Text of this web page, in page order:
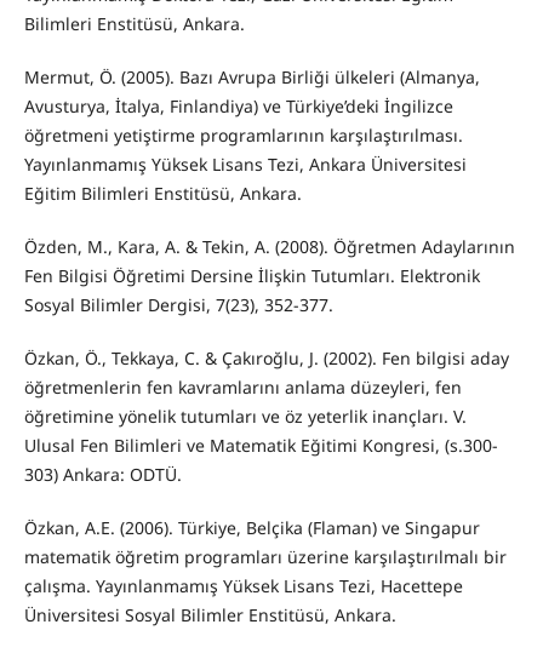
Bilimleri Enstitüsü, Ankara.
Mermut, Ö. (2005). Bazı Avrupa Birliği ülkeleri (Almanya,
Avusturya, İtalya, Finlandiya) ve Türkiye’deki İngilizce
öğretmeni yetiştirme programlarının karşılaştırılması.
Yayınlanmamış Yüksek Lisans Tezi, Ankara Üniversitesi
Eğitim Bilimleri Enstitüsü, Ankara.
Özden, M., Kara, A. & Tekin, A. (2008). Öğretmen Adaylarının
Fen Bilgisi Öğretimi Dersine İlişkin Tutumları. Elektronik
Sosyal Bilimler Dergisi, 7(23), 352-377.
Özkan, Ö., Tekkaya, C. & Çakıroğlu, J. (2002). Fen bilgisi aday
öğretmenlerin fen kavramlarını anlama düzeyleri, fen
öğretimine yönelik tutumları ve öz yeterlik inançları. V.
Ulusal Fen Bilimleri ve Matematik Eğitimi Kongresi, (s.300-
303) Ankara: ODTÜ.
Özkan, A.E. (2006). Türkiye, Belçika (Flaman) ve Singapur
matematik öğretim programları üzerine karşılaştırılmalı bir
çalışma. Yayınlanmamış Yüksek Lisans Tezi, Hacettepe
Üniversitesi Sosyal Bilimler Enstitüsü, Ankara.